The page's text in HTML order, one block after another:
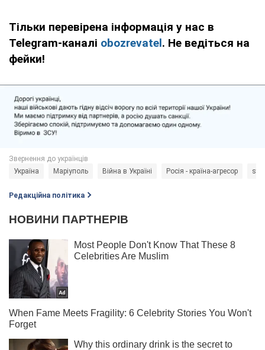
Тільки перевірена інформація у нас в
Telegram-каналі obozrevatel. Не ведіться на
фейки!
Україна Маріуполь Війна в Україні Росія - країна-агресор
Редакційна політика